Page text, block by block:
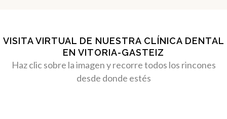
VISITA VIRTUAL DE NUESTRA CLÍNICA DENTAL
EN VITORIA-GASTEIZ
Haz clic sobre la imagen y recorre todos los rincones
desde donde estés